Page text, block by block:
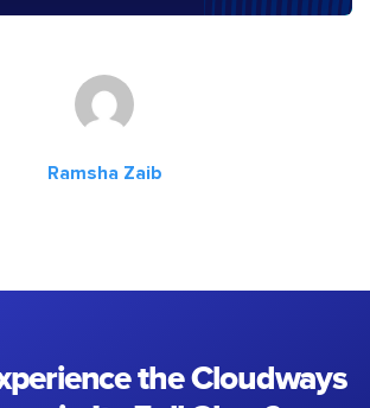
Ramsha Zaib
the Cloudways